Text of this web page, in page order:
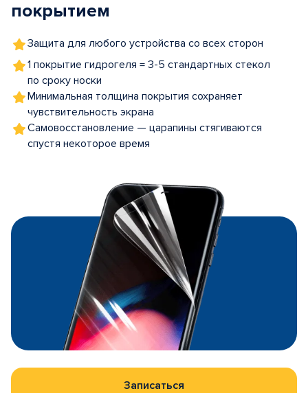
покрытием
Защита для любого устройства со всех сторон
1 покрытие гидрогеля = 3-5 стандартных стекол
по сроку носки
Минимальная толщина покрытия сохраняет
чувствительность экрана
Самовосстановление — царапины стягиваются
спустя некоторое время
Записаться